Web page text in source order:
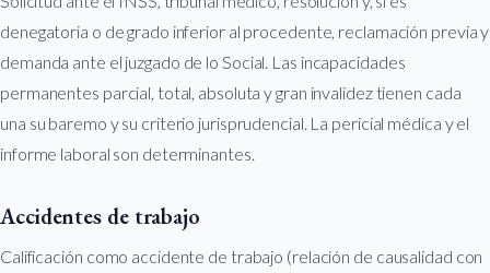
denegatoria o de grado inferior al procedente, reclamación previa y
demanda ante el juzgado de lo Social. Las incapacidades
permanentes parcial, total, absoluta y gran invalidez tienen cada
una su baremo y su criterio jurisprudencial. La pericial médica y el
informe laboral son determinantes.
Accidentes de trabajo
Calificación como accidente de trabajo (relación de causalidad con